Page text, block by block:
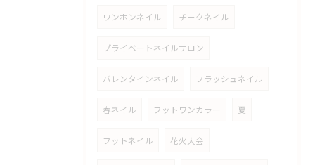
ワンホンネイル チークネイル
プライベートネイルサロン
バレンタインネイル フラッシュネイル
春ネイル フットワンカラー 夏
フットネイル 花火大会